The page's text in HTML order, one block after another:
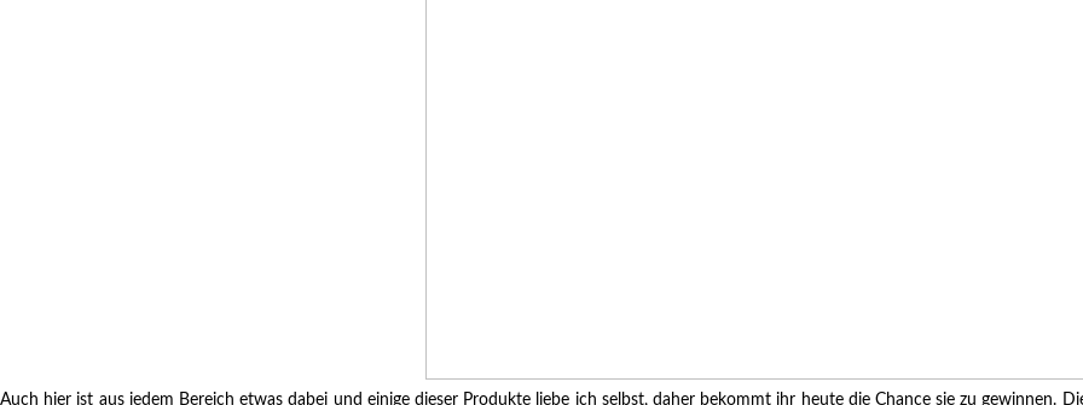
Auch hier ist aus jedem Bereich etwas dabei und einige dieser Produkte liebe ich selbst, daher bekommt ihr heute die Chance sie zu gewinnen.